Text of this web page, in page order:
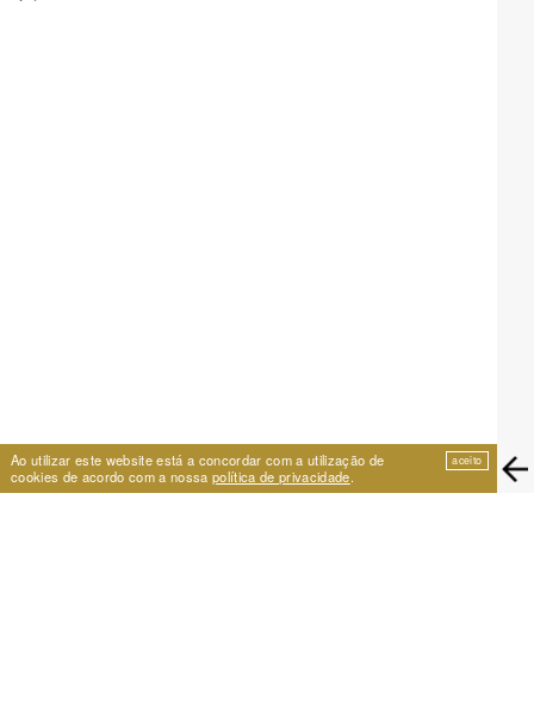
Ao utilizar este website está a concordar com a utilização de
cookies de acordo com a nossapolítica de privacidade.
aceito